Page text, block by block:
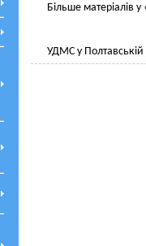
Більше матеріалів
УДМС у Полтавській